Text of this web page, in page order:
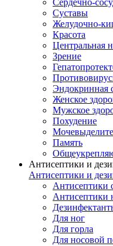
Сердечно-
Суставы
Желудочно-
Красота
Центральная
Зрение
Эндокринная
Женское
Мужское
Похудение
Память
Антисептики и
Антисептики и
Антисептики
Антисептики
Для ног
Для горла
Для носовой